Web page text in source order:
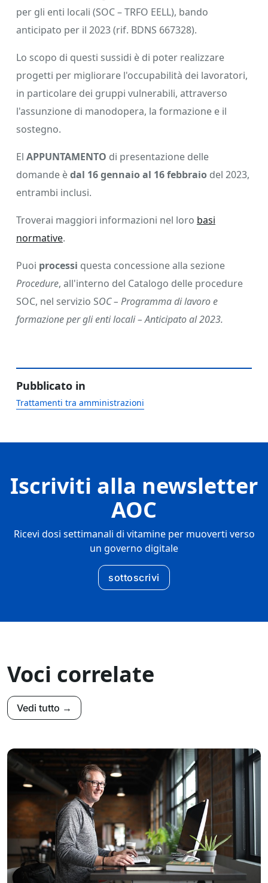
per gli enti locali (SOC – TRFO EELL), bando
anticipato per il 2023 (rif. BDNS 667328).
Lo scopo di questi sussidi è di poter realizzare
progetti per migliorare l'occupabilità dei lavoratori,
in particolare dei gruppi vulnerabili, attraverso
l'assunzione di manodopera, la formazione e il
sostegno.
El APPUNTAMENTO di presentazione delle
domande èdal 16 gennaio al 16 febbraio del 2023,
entrambi inclusi.
Troverai maggiori informazioni nel loro basi
normative.
Puoi processi questa concessione alla sezione
Procedure, all'interno del Catalogo delle procedure
SOC, nel servizio SOC – Programma di lavoro e
formazione per gli enti locali – Anticipato al 2023.
Pubblicato in
Trattamenti tra amministrazioni
Iscriviti alla newsletter
AOC
Ricevi dosi settimanali di vitamine per muoverti verso
un governo digitale
sottoscrivi
Voci correlate
Vedi tutto →